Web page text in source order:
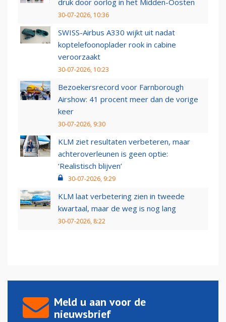
druk door oorlog in het Midden-Oosten
30-07-2026, 10:36
SWISS-Airbus A330 wijkt uit nadat
koptelefoonoplader rook in cabine
veroorzaakt
30-07-2026, 10:23
Bezoekersrecord voor Farnborough
Airshow: 41 procent meer dan de vorige
keer
30-07-2026, 9:30
KLM ziet resultaten verbeteren, maar
achteroverleunen is geen optie:
‘Realistisch blijven’
30-07-2026, 9:29
KLM laat verbetering zien in tweede
kwartaal, maar de weg is nog lang
30-07-2026, 8:22
Meld u aan voor de
nieuwsbrief